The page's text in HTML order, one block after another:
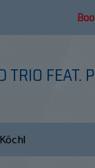
TRIO FEAT.